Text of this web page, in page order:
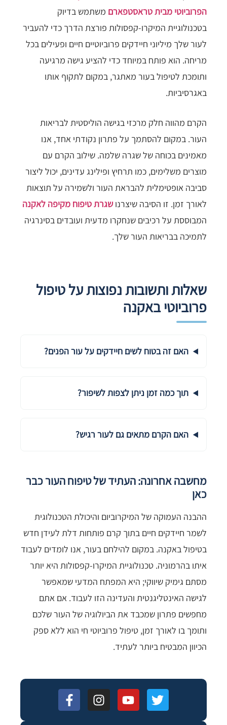
הפרוביוטי מבית טראסטפארם משתמש בדיוק
בטכנולוגיית המיקרו-קפסולות פורצת הדרך כדי להעביר
לעור שלך מיליוני חיידקים פרוביוטיים חיים ופעילים בכל
מריחה. הוא פותח במיוחד כדי להציע גישה מרגיעה
ותומכת לטיפול בעור מאתגר, במקום לתקוף אותו
באגרסיביות.
הקרם מהווה חלק מרכזי בגישה הוליסטית לבריאות
העור. במקום להסתמך על פתרון נקודתי אחד, אנו
מאמינים בכוחה של שגרה שלמה. שילוב הקרם עם
מוצרים משלימים, כמו תרחיץ ופילינג עדינים, יכול ליצור
סביבה אופטימלית להבראת העור ולשמירה על תוצאות
לאורך זמן. זו הסיבה שיצרנו שגרת טיפוח מקיפה לאקנה
המבוססת על רכיבים שנחקרו מדעית ועובדים בסינרגיה
לתמיכה בבריאות העור שלך.
שאלות ותשובות נפוצות על טיפול
פרוביוטי באקנה
האם זה בטוח לשים חיידקים על עור הפנים?
תוך כמה זמן ניתן לצפות לשיפור?
האם הקרם מתאים גם לעור רגיש?
מחשבה אחרונה: העתיד של טיפוח העור כבר
כאן
ההבנה העמוקה של המיקרוביום והיכולת הטכנולוגית
לשמר חיידקים חיים בתוך קרם פותחות דלת לעידן חדש
בטיפול באקנה. במקום להילחם בעור, אנו לומדים לעבוד
איתו בהרמוניה. טכנולוגיית המיקרו-קפסולות היא יותר
מסתם גימיק שיווקי; היא המפתח המדעי שמאפשר
לגישה האינטליגנטית והעדינה הזו לעבוד. אם אתם
מחפשים פתרון שמכבד את הביולוגיה של העור שלכם
ותומך בו לאורך זמן, טיפול פרוביוטי חי הוא ללא ספק
הכיוון המבטיח ביותר לעתיד.